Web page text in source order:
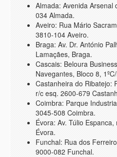
Almada: Avenida Arsenal
034 Almada.
Aveiro: Rua Mário
3810-104 Aveiro.
Braga: Av. Dr. António
Lamaçães, Braga.
Cascais: Beloura
Navegantes, Bloco 8,
Castanheira do Ribatejo:
r/c esq. 2600-679
Coimbra: Parque
3045-508 Coimbra.
Évora: Av. Túlio
Évora.
Funchal: Rua dos
9000-082 Funchal.